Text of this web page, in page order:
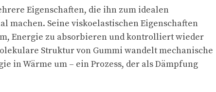
Eigenschaften, die ihn zum idealen
machen. Seine viskoelastischen Eigenschaften
Energie zu absorbieren und kontrolliert wieder
Struktur von Gummi wandelt mechanische
in Wärme um – ein Prozess, der als Dämpfung